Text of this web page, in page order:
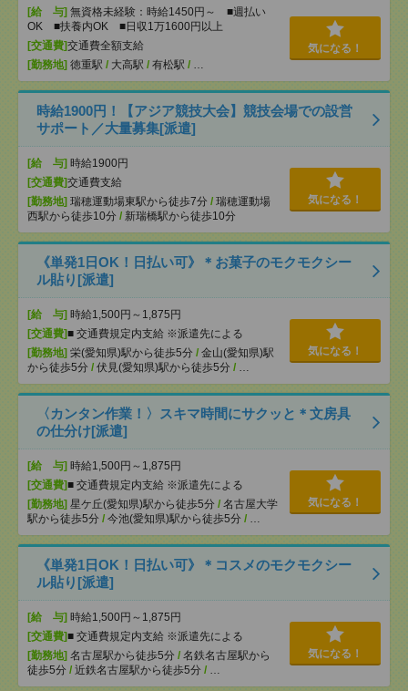
[給 与] 無資格未経験：時給1450円～ ■週払い
OK ■扶養内OK ■日収1万1600円以上
[交通費]交通費全額支給
[勤務地] 徳重駅 / 大高駅 / 有松駅 / …
気になる！
時給1900円！【アジア競技大会】競技会場での設営
サポート／大量募集[派遣]
[給 与] 時給1900円
[交通費]交通費支給
[勤務地] 瑞穂運動場東駅から徒歩7分 / 瑞穂運動場
西駅から徒歩10分 / 新瑞橋駅から徒歩10分
気になる！
《単発1日OK！日払い可》＊お菓子のモクモクシー
ル貼り[派遣]
[給 与] 時給1,500円～1,875円
[交通費]■ 交通費規定内支給 ※派遣先による
[勤務地] 栄(愛知県)駅から徒歩5分 / 金山(愛知県)駅
から徒歩5分 / 伏見(愛知県)駅から徒歩5分 / …
気になる！
〈カンタン作業！〉スキマ時間にサクッと＊文房具
の仕分け[派遣]
[給 与] 時給1,500円～1,875円
[交通費]■ 交通費規定内支給 ※派遣先による
[勤務地] 星ケ丘(愛知県)駅から徒歩5分 / 名古屋大学
駅から徒歩5分 / 今池(愛知県)駅から徒歩5分 / …
気になる！
《単発1日OK！日払い可》＊コスメのモクモクシー
ル貼り[派遣]
[給 与] 時給1,500円～1,875円
[交通費]■ 交通費規定内支給 ※派遣先による
[勤務地] 名古屋駅から徒歩5分 / 名鉄名古屋駅から
徒歩5分 / 近鉄名古屋駅から徒歩5分 / …
気になる！